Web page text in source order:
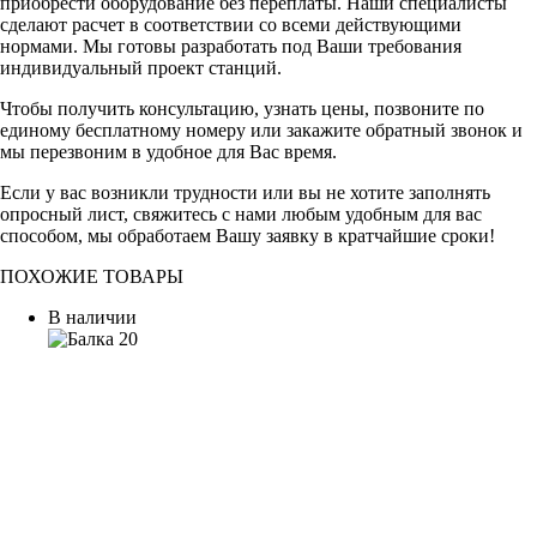
сделают расчет в соответствии со всеми действующими
нормами. Мы готовы разработать под Ваши требования
индивидуальный проект станций.
Чтобы получить консультацию, узнать цены, позвоните по
единому бесплатному номеру или закажите обратный звонок и
мы перезвоним в удобное для Вас время.
Если у вас возникли трудности или вы не хотите заполнять
опросный лист, свяжитесь с нами любым удобным для вас
способом, мы обработаем Вашу заявку в кратчайшие сроки!
ПОХОЖИЕ ТОВАРЫ
В наличии